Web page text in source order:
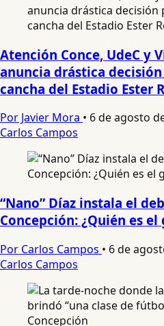
Atención Conce, UdeC y
anuncia drástica decisión
cancha del Estadio Ester
Por Javier Mora • 6 de agosto
Carlos Campos
“Nano” Díaz instala el
Concepción: ¿Quién es
Por Carlos Campos • 6 de
Carlos Campos